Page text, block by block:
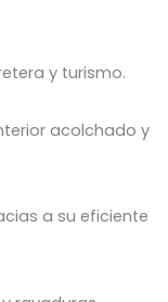
y turismo.
acolchado y
a su eficiente